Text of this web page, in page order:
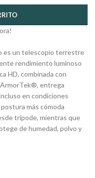
es un telescopio terrestre
rendimiento luminoso
HD, combinada con
entrega
en condiciones
más cómoda
trípode, mientras que
de humedad, polvo y